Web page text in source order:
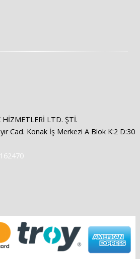
LTD. ŞTİ.
Cad. Konak İş Merkezi A Blok K:2 D:30